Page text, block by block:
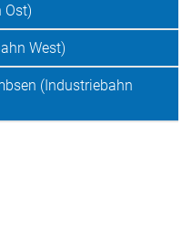
Ost)
West)
(Industriebahn